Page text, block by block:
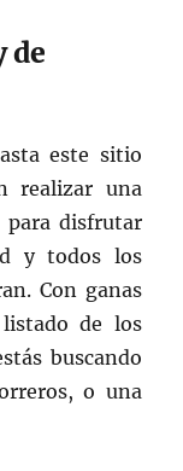
de
este sitio
realizar una
para disfrutar
y todos los
Con ganas
de los
buscando
o una